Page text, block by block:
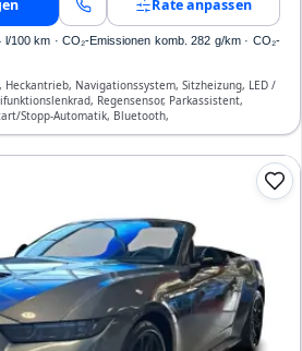
Rate anpassen
100 km · CO₂-Emissionen komb. 282 g/km · CO₂-
Navigationssystem, Sitzheizung, LED /
Regensensor, Parkassistent,
Stopp-Automatik, Bluetooth,
Erkennung, ESP, ABS, Klimatisierung, Front-,